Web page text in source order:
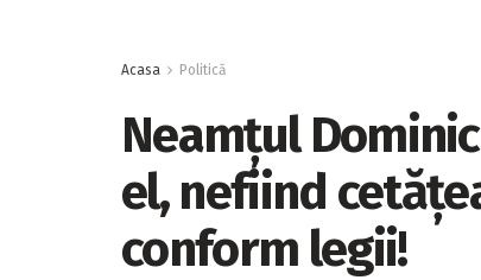
Acasa Politică
Neamțul
el, nefiind
conform legii!